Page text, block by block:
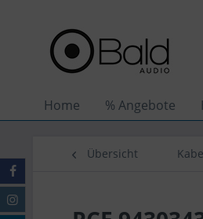
Home % Angebote
Übersicht